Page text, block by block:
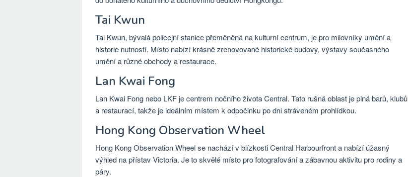
Tai Kwun
Tai Kwun, bývalá policejní stanice přeměněná na kulturní centrum, je pro milovníky umění a
historie nutností. Místo nabízí krásně zrenovované historické budovy, výstavy současného
umění a různé obchody a restaurace.
Lan Kwai Fong
Lan Kwai Fong nebo LKF je centrem nočního života Central. Tato rušná oblast je plná barů, klubů
a restaurací, takže je ideálním místem k odpočinku po dni stráveném prohlídkou.
Hong Kong Observation Wheel
Hong Kong Observation Wheel se nachází v blízkosti Central Harbourfront a nabízí úžasný
výhled na přístav Victoria. Je to skvělé místo pro fotografování a zábavnou aktivitu pro rodiny a
páry.